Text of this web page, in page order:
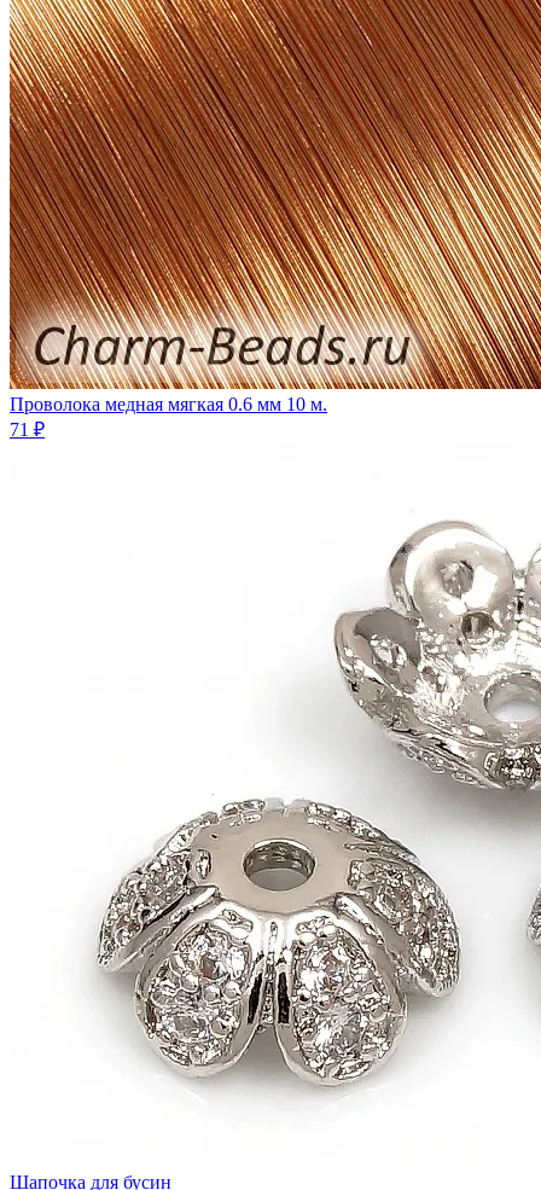
Проволока медная мягкая 0.6 мм 10 м.
71 ₽
Шaпочка для бусин